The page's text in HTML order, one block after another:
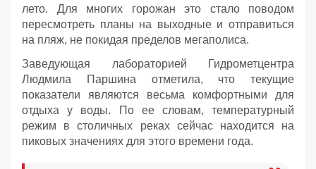
лето. Для многих горожан это стало поводом
пересмотреть планы на выходные и отправиться
на пляж, не покидая пределов мегаполиса.
Заведующая лабораторией Гидрометцентра
Людмила Паршина отметила, что текущие
показатели являются весьма комфортными для
отдыха у воды. По ее словам, температурный
режим в столичных реках сейчас находится на
пиковых значениях для этого времени года.